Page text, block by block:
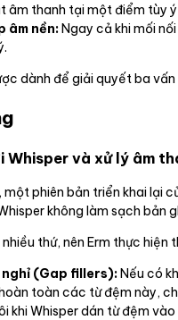
âm thanh tại một điểm tùy
âm nền:Ngay cả khi mối
dành để giải quyết ba vấn
Whisper và xử lý âm
, một phiên bản triển khai lại
không làm sạch bản
thứ, nên Erm thực
(Gap fillers):Nếu có
toàn các từ đệm này,
khi Whisper dán từ đệm